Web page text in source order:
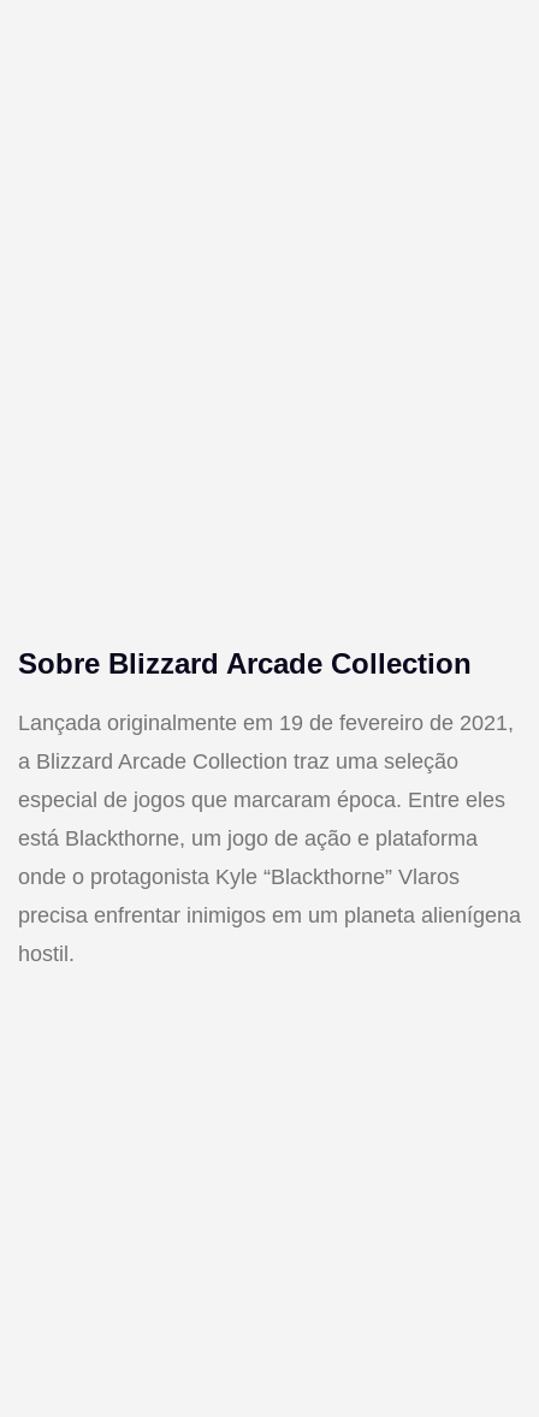
Sobre Blizzard Arcade Collection
Lançada originalmente em 19 de fevereiro de 2021,
a Blizzard Arcade Collection traz uma seleção
especial de jogos que marcaram época. Entre eles
está Blackthorne, um jogo de ação e plataforma
onde o protagonista Kyle “Blackthorne” Vlaros
precisa enfrentar inimigos em um planeta alienígena
hostil.